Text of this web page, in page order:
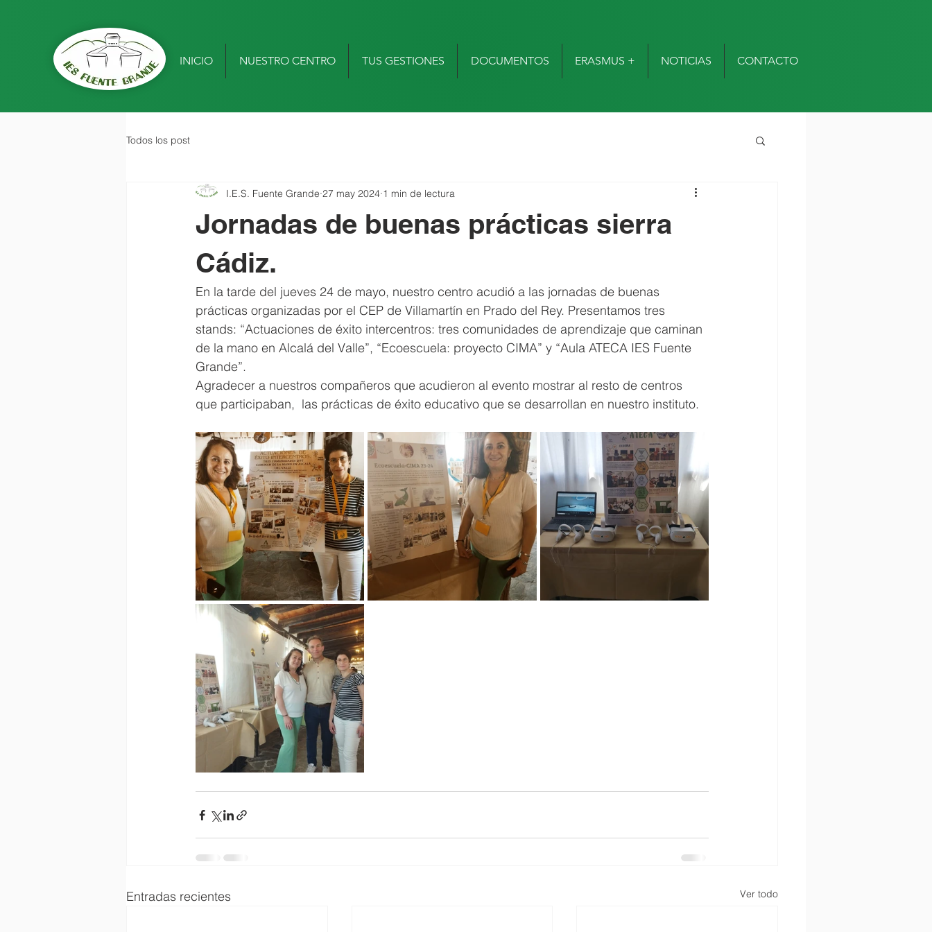
INICIO NUESTRO CENTRO TUS GESTIONES DOCUMENTOS ERASMUS + NOTICIAS CONTACTO
Todos los post
Jornadas de buenas prácticas sierra
Cádiz.
I.E.S. Fuente Grande 27 may 2024 1 min de lectura
En la tarde del jueves 24 de mayo, nuestro centro acudió a las jornadas de buenas
prácticas organizadas por el CEP de Villamartín en Prado del Rey. Presentamos tres
stands: “Actuaciones de éxito intercentros: tres comunidades de aprendizaje que caminan
de la mano en Alcalá del Valle”, “Ecoescuela: proyecto CIMA” y “Aula ATECA IES Fuente
Grande”.
Agradecer a nuestros compañeros que acudieron al evento mostrar al resto de centros
que participaban,  las prácticas de éxito educativo que se desarrollan en nuestro instituto.
Entradas recientes Ver todo